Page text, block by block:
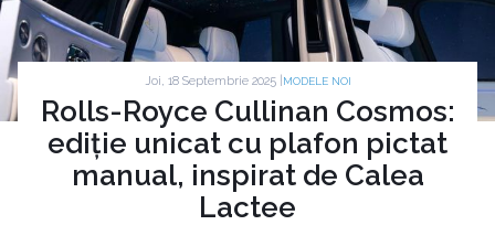
Joi, 18 Septembrie 2025 | MODELE NOI
Rolls-Royce Cullinan Cosmos:
ediție unicat cu plafon pictat
manual, inspirat de Calea
Lactee